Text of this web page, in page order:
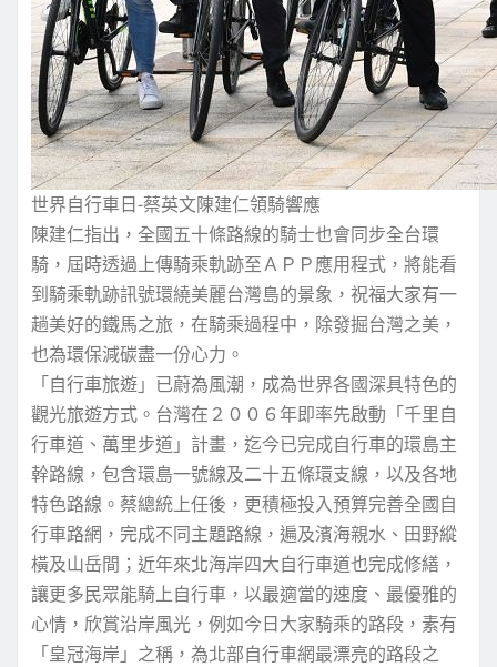
世界自行車日-蔡英文陳建仁領騎響應
陳建仁指出，全國五十條路線的騎士也會同步全台環
騎，屆時透過上傳騎乘軌跡至ＡＰＰ應用程式，將能看
到騎乘軌跡訊號環繞美麗台灣島的景象，祝福大家有一
趟美好的鐵馬之旅，在騎乘過程中，除發掘台灣之美，
也為環保減碳盡一份心力。
「自行車旅遊」已蔚為風潮，成為世界各國深具特色的
觀光旅遊方式。台灣在２００６年即率先啟動「千里自
行車道、萬里步道」計畫，迄今已完成自行車的環島主
幹路線，包含環島一號線及二十五條環支線，以及各地
特色路線。蔡總統上任後，更積極投入預算完善全國自
行車路網，完成不同主題路線，遍及濱海親水、田野縱
橫及山岳間；近年來北海岸四大自行車道也完成修繕，
讓更多民眾能騎上自行車，以最適當的速度、最優雅的
心情，欣賞沿岸風光，例如今日大家騎乘的路段，素有
「皇冠海岸」之稱，為北部自行車網最漂亮的路段之